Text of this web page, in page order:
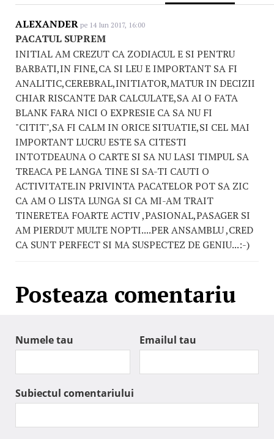
ALEXANDER pe 14 Iun 2017, 16:00
PACATUL SUPREM
INITIAL AM CREZUT CA ZODIACUL E SI PENTRU
BARBATI,IN FINE,CA SI LEU E IMPORTANT SA FI
ANALITIC,CEREBRAL,INITIATOR,MATUR IN DECIZII
CHIAR RISCANTE DAR CALCULATE,SA AI O FATA
BLANK FARA NICI O EXPRESIE CA SA NU FI
"CITIT",SA FI CALM IN ORICE SITUATIE,SI CEL MAI
IMPORTANT LUCRU ESTE SA CITESTI
INTOTDEAUNA O CARTE SI SA NU LASI TIMPUL SA
TREACA PE LANGA TINE SI SA-TI CAUTI O
ACTIVITATE.IN PRIVINTA PACATELOR POT SA ZIC
CA AM O LISTA LUNGA SI CA MI-AM TRAIT
TINERETEA FOARTE ACTIV ,PASIONAL,PASAGER SI
AM PIERDUT MULTE NOPTI....PER ANSAMBLU ,CRED
CA SUNT PERFECT SI MA SUSPECTEZ DE GENIU...:-)
Posteaza comentariu
Numele tau Emailul tau
Subiectul comentariului